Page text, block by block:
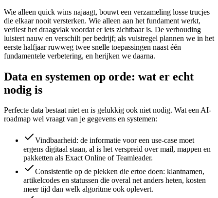
Wie alleen quick wins najaagt, bouwt een verzameling losse trucjes
die elkaar nooit versterken. Wie alleen aan het fundament werkt,
verliest het draagvlak voordat er iets zichtbaar is. De verhouding
luistert nauw en verschilt per bedrijf; als vuistregel plannen we in het
eerste halfjaar ruwweg twee snelle toepassingen naast één
fundamentele verbetering, en herijken we daarna.
Data en systemen op orde: wat er echt
nodig is
Perfecte data bestaat niet en is gelukkig ook niet nodig. Wat een AI-
roadmap wel vraagt van je gegevens en systemen:
Vindbaarheid: de informatie voor een use-case moet
ergens digitaal staan, al is het verspreid over mail, mappen en
pakketten als Exact Online of Teamleader.
Consistentie op de plekken die ertoe doen: klantnamen,
artikelcodes en statussen die overal net anders heten, kosten
meer tijd dan welk algoritme ook oplevert.